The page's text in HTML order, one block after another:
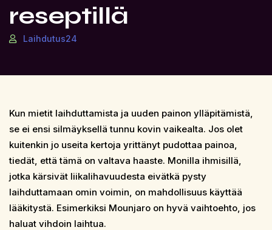
reseptillä
Laihdutus24
Kun mietit laihduttamista ja uuden painon ylläpitämistä,
se ei ensi silmäyksellä tunnu kovin vaikealta. Jos olet
kuitenkin jo useita kertoja yrittänyt pudottaa painoa,
tiedät, että tämä on valtava haaste. Monilla ihmisillä,
jotka kärsivät liikalihavuudesta eivätkä pysty
laihduttamaan omin voimin, on mahdollisuus käyttää
lääkitystä. Esimerkiksi Mounjaro on hyvä vaihtoehto, jos
haluat vihdoin laihtua.